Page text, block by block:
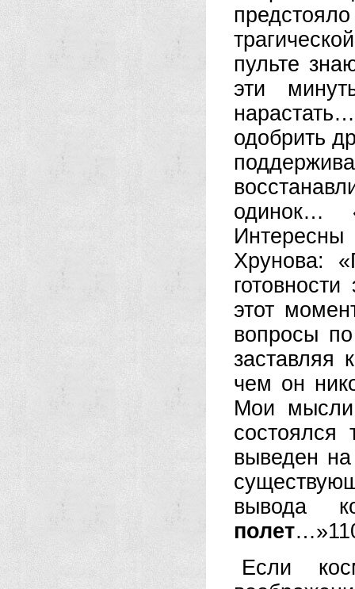
пульте
эти
одобрить
одинок…
Хрунова:
этот
вопросы
заставляя
чем он
Мои
выведен
вывода
полет
Если